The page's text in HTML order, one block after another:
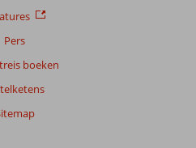
Pers
boeken